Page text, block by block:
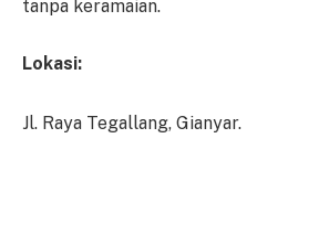
tanpa keramaian.
Lokasi:
Jl. Raya Tegallang, Gianyar.